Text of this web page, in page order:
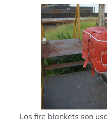
Los fire blankets son